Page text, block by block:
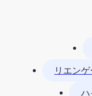
リエン